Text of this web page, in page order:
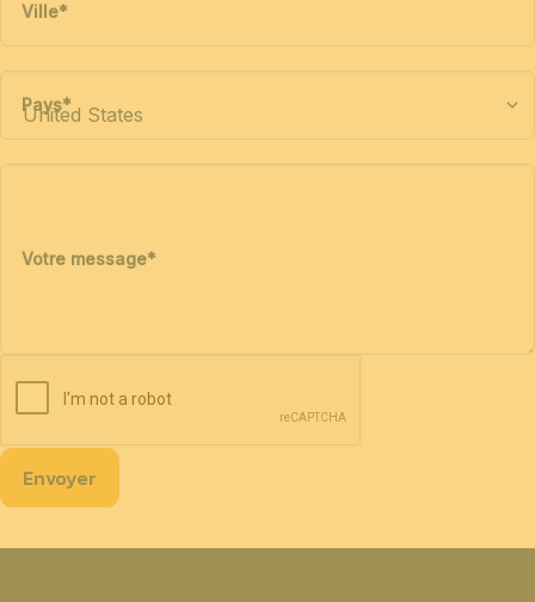
Ville*
Pays*
Votre message*
Envoyer